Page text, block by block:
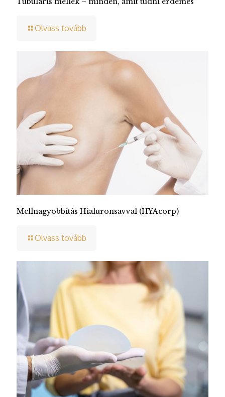
Olvass tovább
Mellnagyobbítás Hialuronsavval (HYAcorp)
Olvass tovább